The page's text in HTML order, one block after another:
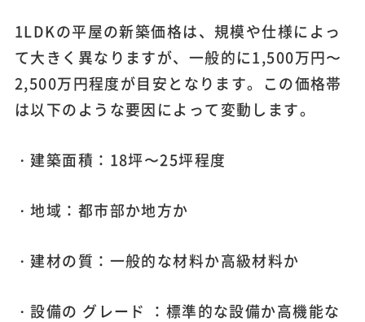
1LDKの平屋の新築価格は、規模や仕様によっ
て大きく異なりますが、一般的に1,500万円〜
2,500万円程度が目安となります。この価格帯
は以下のような要因によって変動します。
・建築面積：18坪〜25坪程度
・地域：都市部か地方か
・建材の質：一般的な材料か高級材料か
・設備の グレード ：標準的な設備か高機能な